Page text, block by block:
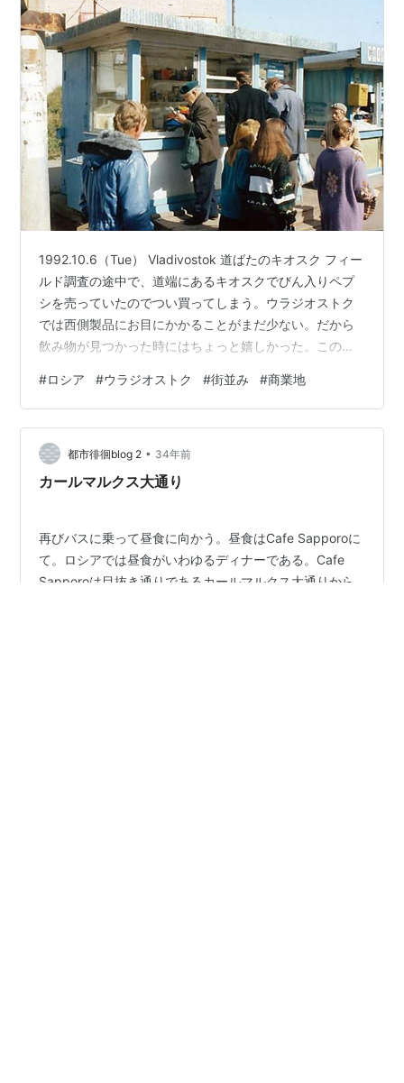
1992.10.6（Tue） Vladivostok 道ばたのキオスク フィー
ルド調査の途中で、道端にあるキオスクでびん入りペプ
シを売っていたのでつい買ってしまう。ウラジオストク
では西側製品にお目にかかることがまだ少ない。だから
飲み物が見つかった時にはちょっと嬉しかった。このペ
らするとべらぼうに高い代物で、国営商店に置いてある
ロシアン飲み物の数倍の値段である。でも見ていたらき
れいな女の子たちが歩きながらペプシを飲んでいたの
で、さほど特殊で高価な飲み物であると認識されている
わけでもないようだ。ここらへんどうも相変わらず理解
#ロシア #ウラジオストク #街並み #商業地
都市徘徊blog 2 • 34年前
カールマルクス大通り